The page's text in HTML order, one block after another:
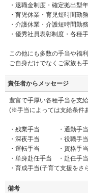
・退職金制度・確定拠出型
・育児休業・育児短時間勤
・介護休業・介護短時間勤務
・優秀社員表彰制度・各種
この他にも多数の手当や福利
ご自身だけでなくご家族も
責任者からメッセージ
豊富で手厚い各種手当を支
(※手当によっては支給条件
・残業手当 ・通勤手当(
・深夜手当 ・役職手当
・運転手当 ・資格手当
・単身赴任手当 ・赴任手当
・育成手当(子育て支援をさ
備考